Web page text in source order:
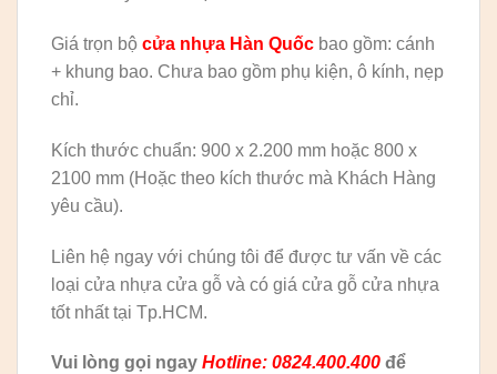
Giá trọn bộ cửa nhựa Hàn Quốc bao gồm: cánh
+ khung bao. Chưa bao gồm phụ kiện, ô kính, nẹp
chỉ.
Kích thước chuẩn: 900 x 2.200 mm hoặc 800 x
2100 mm (Hoặc theo kích thước mà Khách Hàng
yêu cầu).
Liên hệ ngay với chúng tôi để được tư vấn về các
loại cửa nhựa cửa gỗ và có giá cửa gỗ cửa nhựa
tốt nhất tại Tp.HCM.
Vui lòng gọi ngay Hotline: 0824.400.400 để